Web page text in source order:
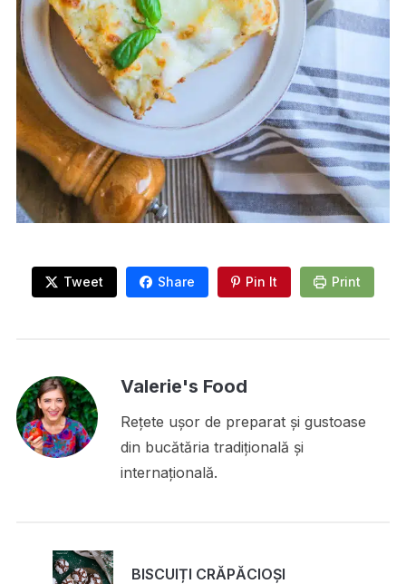
Tweet Share Pin It Print
Valerie's Food
Rețete ușor de preparat și gustoase
din bucătăria tradițională și
internațională.
BISCUIȚI CRĂPĂCIOȘI